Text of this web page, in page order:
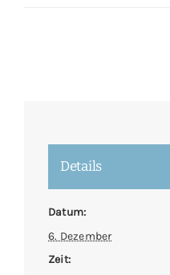
Details
Datum:
6. Dezember
Zeit: